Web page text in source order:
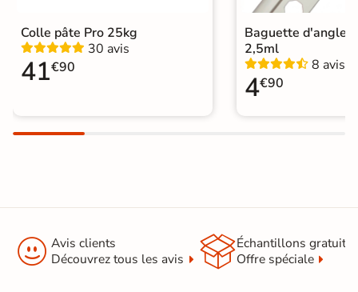
Catégories
Carrelage salle de bain vintage
Carrelage sol cuisine|
Colle pâte Pro 25kg
30 avis
41€90
Baguette d'angle
2,5ml
8 avis
4€90
 Avis clients
Découvrez tous les avis
Échantillons gratuit
Offre spéciale